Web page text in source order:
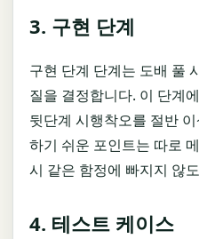
3. 구현 단계
구현 단계 단계는 도배 풀
질을 결정합니다. 이 단계
뒷단계 시행착오를 절반
하기 쉬운 포인트는 따로
시 같은 함정에 빠지지 않
4. 테스트 케이스